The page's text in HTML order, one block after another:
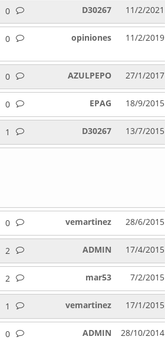
0 11/2/2021
D30267
0 11/2/2019
opiniones
0 27/1/2017
AZULPEPO
0 18/9/2015
EPAG
1 13/7/2015
D30267
0 28/6/2015
vemartinez
2 17/4/2015
ADMIN
2 7/2/2015
mar53
1 17/1/2015
vemartinez
0 28/10/2014
ADMIN